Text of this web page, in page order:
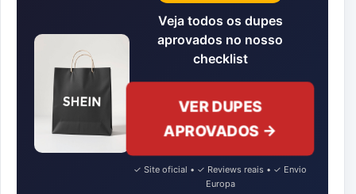
Veja todos os dupes
aprovados no nosso
checklist
VER DUPES
APROVADOS →
✓ Site oficial • ✓ Reviews reais • ✓ Envio
Europa